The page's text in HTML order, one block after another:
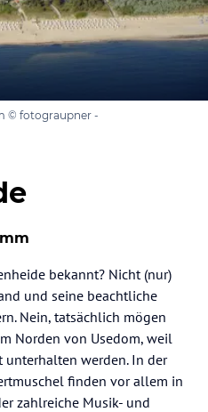
© fotograupner -
bekannt? Nicht (nur)
und seine beachtliche
Nein, tatsächlich mögen
Norden von Usedom, weil
werden. In der
finden vor allem in
zahlreiche Musik- und